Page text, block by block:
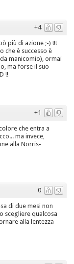
+4
più di azione ;-) !!!
che è successo è
manicomio), ormai
ma forse il suo
!!
+1
che entra a
ma invece,
alla Norris-
0
di due mesi non
scegliere qualcosa
alla lentezza